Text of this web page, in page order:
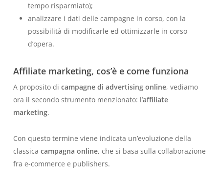
tempo risparmiato);
analizzare i dati delle campagne in corso, con la
possibilità di modificarle ed ottimizzarle in corso
d’opera.
Affiliate marketing, cos’è e come funziona
A proposito di campagne di advertising online, vediamo
ora il secondo strumento menzionato: l’affiliate
marketing.
Con questo termine viene indicata un’evoluzione della
classica campagna online, che si basa sulla collaborazione
fra e-commerce e publishers.